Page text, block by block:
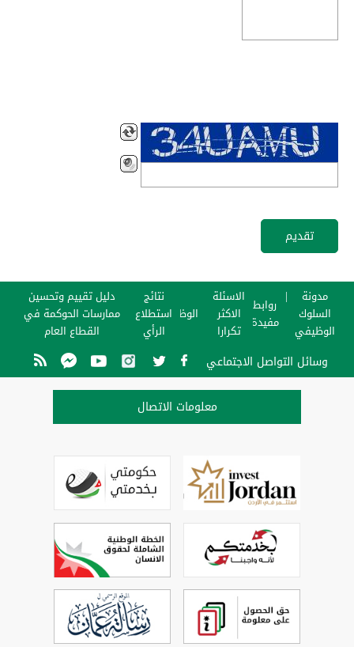
مدونة
السلوك
الوظيفي
روابط
مفيدة
الاسئلة
الاكثر
تكرارا
الوظائف
نتائج
استطلاع
الرأي
دليل تقييم وتحسين
ممارسات الحوكمة في
القطاع العام
وسائل التواصل الاجتماعي
معلومات الاتصال